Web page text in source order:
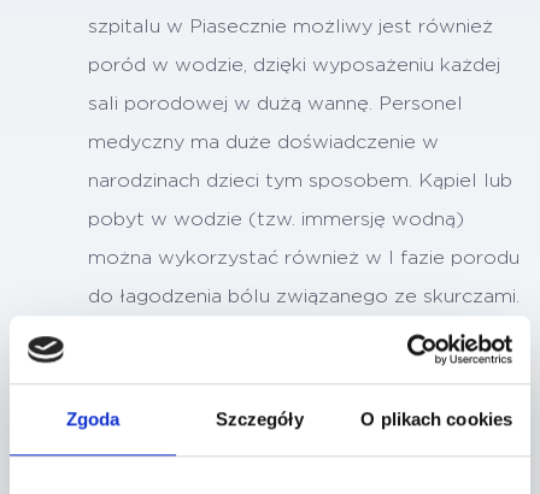
Zgoda Szczegóły O plikach cookies
szpitalu w Piasecznie możliwy jest również
poród w wodzie, dzięki wyposażeniu każdej
sali porodowej w dużą wannę. Personel
medyczny ma duże doświadczenie w
narodzinach dzieci tym sposobem. Kąpiel lub
pobyt w wodzie (tzw. immersję wodną)
można wykorzystać również w I fazie porodu
do łagodzenia bólu związanego ze skurczami.
kontakt „skóra do skóry” – po porodzie
zapewniamy mamie oraz dziecku kontakt